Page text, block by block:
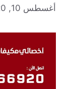
أغسطس 10, 2020